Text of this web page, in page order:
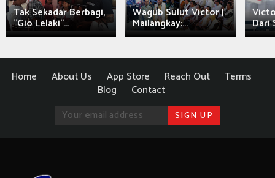
Tak Sekadar Berbagi,
"Gio Lelaki"...
Wagub Sulut Victor J.
Mailangkay:... Dari
Home About Us App Store Reach Out
Terms
Blog
Contact